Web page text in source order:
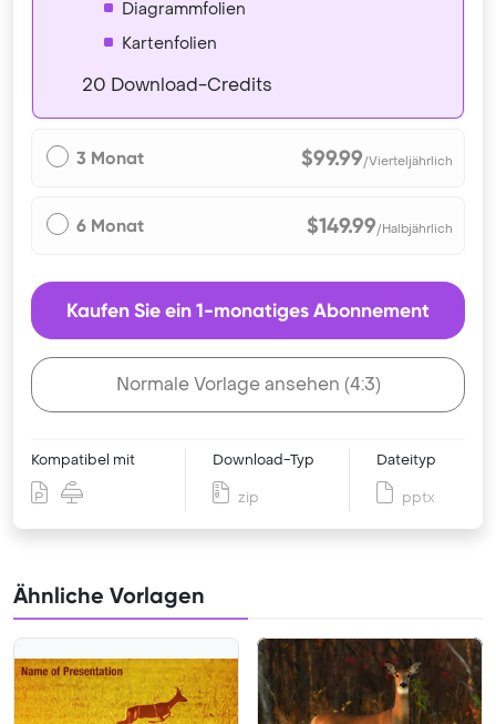
Diagrammfolien
Kartenfolien
20 Download-Credits
3 Monat $99.99/Vierteljährlich
6 Monat $149.99/Halbjährlich
Kaufen Sie ein 1-monatiges Abonnement
Normale Vorlage ansehen (4:3)
Kompatibel mit Download-Typ
zip
Dateityp
pptx
Ähnliche Vorlagen